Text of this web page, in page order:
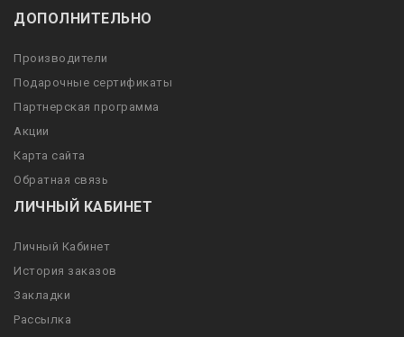
ДОПОЛНИТЕЛЬНО
Производители
Подарочные сертификаты
Партнерская программа
Акции
Карта сайта
Обратная связь
ЛИЧНЫЙ КАБИНЕТ
Личный Кабинет
История заказов
Закладки
Рассылка